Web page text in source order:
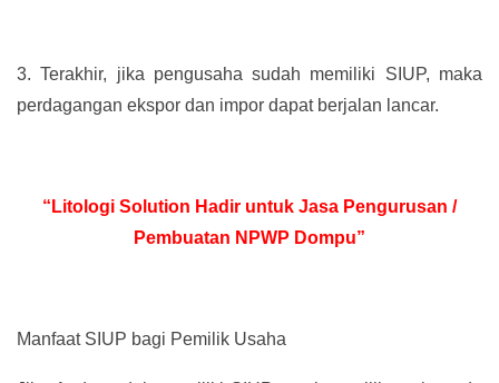
3. Terakhir, jika pengusaha sudah memiliki SIUP, maka
perdagangan ekspor dan impor dapat berjalan lancar.
“Litologi Solution Hadir untuk Jasa Pengurusan /
Pembuatan NPWP Dompu”
Manfaat SIUP bagi Pemilik Usaha